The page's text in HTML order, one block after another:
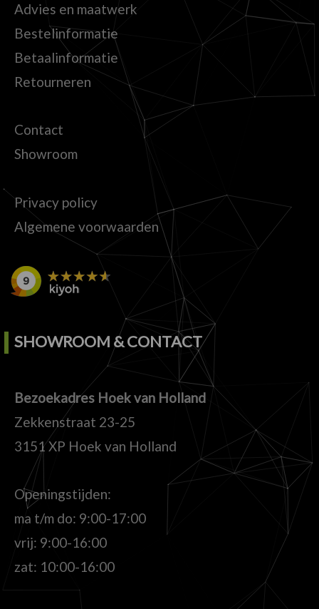
Advies en maatwerk
Bestelinformatie
Betaalinformatie
Retourneren
Contact
Showroom
Privacy policy
Algemene voorwaarden
SHOWROOM & CONTACT
Bezoekadres Hoek van Holland
Zekkenstraat 23-25
3151 XP Hoek van Holland
Openingstijden:
ma t/m do: 9:00-17:00
vrij: 9:00-16:00
zat: 10:00-16:00